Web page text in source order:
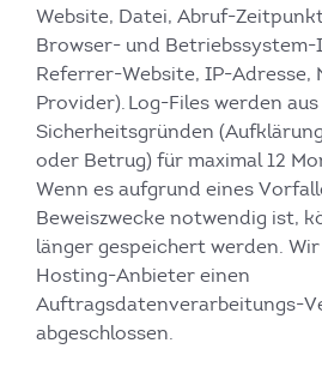
Website, Datei, Abruf-
Browser- und
Referrer-Website, IP-Adresse,
Provider). Log-Files werden aus
Sicherheitsgründen
oder Betrug) für maximal 12
Wenn es aufgrund eines
Beweiszwecke notwendig ist,
länger gespeichert werden.
Hosting-Anbieter einen
Auftragsdatenverarbeitungs-
abgeschlossen.